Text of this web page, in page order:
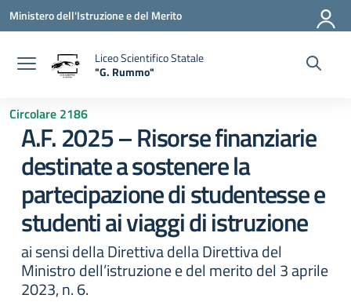
Vai ai contenuti
Vai al menu di navigazione
Vai al footer
Ministero dell'Istruzione e del Merito
Liceo Scientifico Statale
"G. Rummo"
Circolare 2186
A.F. 2025 – Risorse finanziarie
destinate a sostenere la
partecipazione di studentesse e
studenti ai viaggi di istruzione
ai sensi della Direttiva della Direttiva del
Ministro dell’istruzione e del merito del 3 aprile
2023, n. 6.